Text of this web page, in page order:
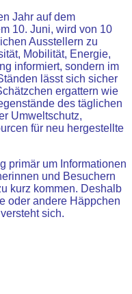
Jahr auf dem
10. Juni, wird von 10
Ausstellern zu
Mobilität, Energie,
informiert, sondern im
lässt sich sicher
ergattern wie
des täglichen
Umweltschutz,
für neu hergestellte
primär um Informationen
und Besuchern
kurz kommen. Deshalb
oder andere Häppchen
sich.